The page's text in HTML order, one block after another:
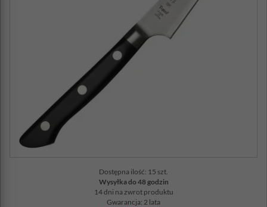
Dostępna ilość: 15 szt.
Wysyłka do 48 godzin
14 dni na zwrot produktu
Gwarancja: 2 lata